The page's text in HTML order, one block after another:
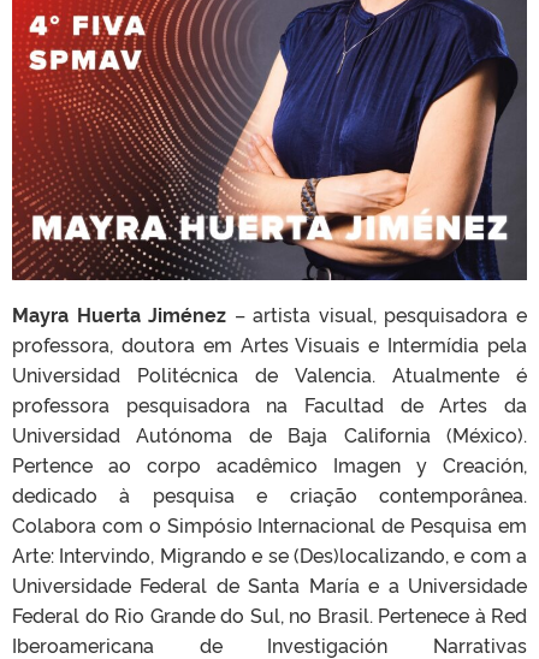
Mayra Huerta Jiménez – artista visual, pesquisadora e
professora, doutora em Artes Visuais e Intermídia pela
Universidad Politécnica de Valencia. Atualmente é
professora pesquisadora na Facultad de Artes da
Universidad Autónoma de Baja California (México).
Pertence ao corpo acadêmico Imagen y Creación,
dedicado à pesquisa e criação contemporânea.
Colabora com o Simpósio Internacional de Pesquisa em
Arte: Intervindo, Migrando e se (Des)localizando, e com a
Universidade Federal de Santa María e a Universidade
Federal do Rio Grande do Sul, no Brasil. Pertenece à Red
Iberoamericana de Investigación Narrativas